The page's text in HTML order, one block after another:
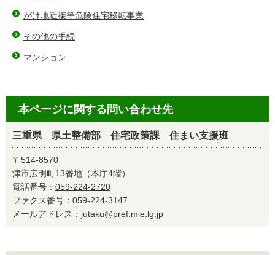
がけ地近接等危険住宅移転事業
その他の手続
マンション
本ページに関する問い合わせ先
三重県 県土整備部 住宅政策課 住まい支援班
〒514-8570
津市広明町13番地（本庁4階）
電話番号： 059-224-2720
ファクス番号：059-224-3147
メールアドレス： jutaku@pref.mie.lg.jp